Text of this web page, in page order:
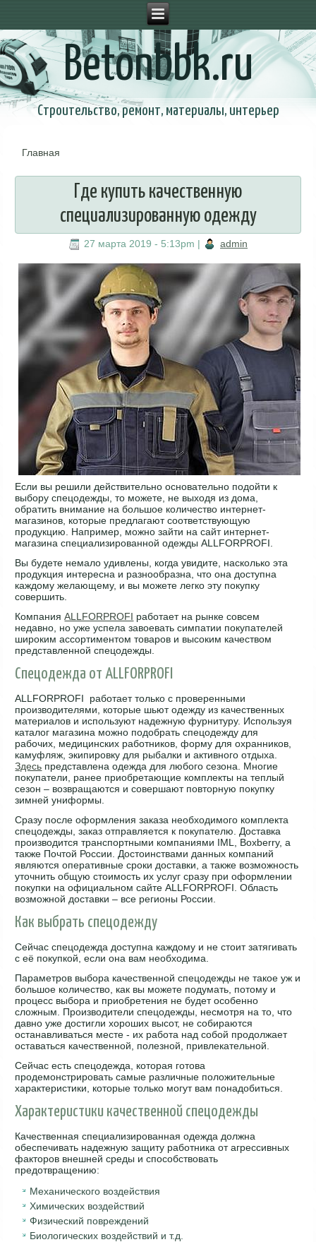
Betonbbk.ru
Строительство, ремонт, материалы, интерьер
Главная
Где купить качественную
специализированную одежду
27 марта 2019 - 5:13pm | admin
Если вы решили действительно основательно подойти к
выбору спецодежды, то можете, не выходя из дома,
обратить внимание на большое количество интернет-
магазинов, которые предлагают соответствующую
продукцию. Например, можно зайти на сайт интернет-
магазина специализированной одежды ALLFORPROFI.
Вы будете немало удивлены, когда увидите, насколько эта
продукция интересна и разнообразна, что она доступна
каждому желающему, и вы можете легко эту покупку
совершить.
КомпанияALLFORPROFI работает на рынке совсем
недавно, но уже успела завоевать симпатии покупателей
широким ассортиментом товаров и высоким качеством
представленной спецодежды.
Спецодежда от ALLFORPROFI
ALLFORPROFI работает только с проверенными
производителями, которые шьют одежду из качественных
материалов и используют надежную фурнитуру. Используя
каталог магазина можно подобрать спецодежду для
рабочих, медицинских работников, форму для охранников,
камуфляж, экипировку для рыбалки и активного отдыха.
Здесь представлена одежда для любого сезона. Многие
покупатели, ранее приобретающие комплекты на теплый
сезон – возвращаются и совершают повторную покупку
зимней униформы.
Сразу после оформления заказа необходимого комплекта
спецодежды, заказ отправляется к покупателю. Доставка
производится транспортными компаниями IML, Boxberry, а
также Почтой России. Достоинствами данных компаний
являются оперативные сроки доставки, а также возможность
уточнить общую стоимость их услуг сразу при оформлении
покупки на официальном сайте ALLFORPROFI. Область
возможной доставки – все регионы России.
Как выбрать спецодежду
Сейчас спецодежда доступна каждому и не стоит затягивать
с её покупкой, если она вам необходима.
Параметров выбора качественной спецодежды не такое уж и
большое количество, как вы можете подумать, потому и
процесс выбора и приобретения не будет особенно
сложным. Производители спецодежды, несмотря на то, что
давно уже достигли хороших высот, не собираются
останавливаться месте - их работа над собой продолжает
оставаться качественной, полезной, привлекательной.
Сейчас есть спецодежда, которая готова
продемонстрировать самые различные положительные
характеристики, которые только могут вам понадобиться.
Характеристики качественной спецодежды
Качественная специализированная одежда должна
обеспечивать надежную защиту работника от агрессивных
факторов внешней среды и способствовать
предотвращению:
Механического воздействия
Химических воздействий
Физический повреждений
Биологических воздействий и т.д.